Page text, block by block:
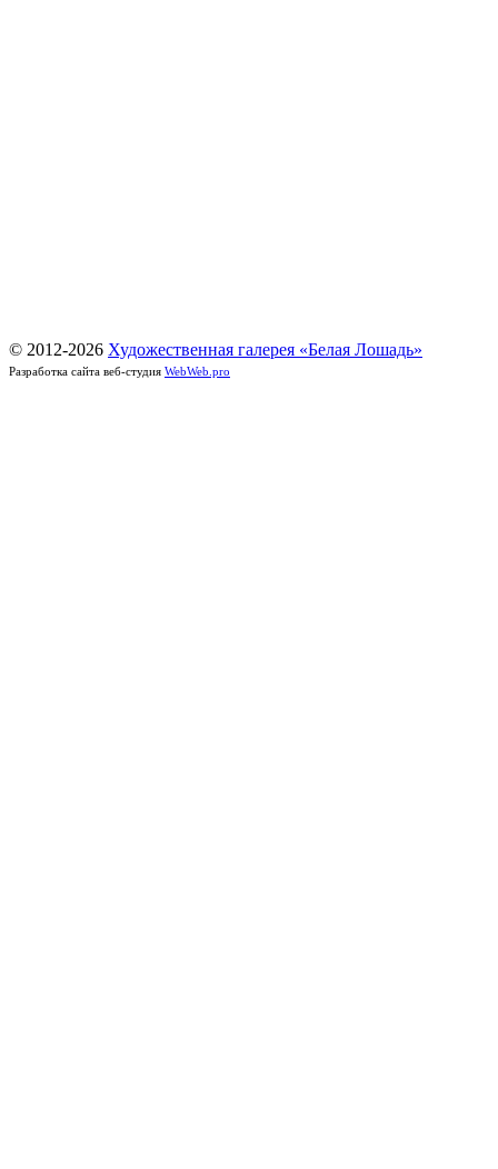
© 2012-2026 Художественная галерея «Белая Лошадь»
Разработка сайта веб-студия WebWeb.pro